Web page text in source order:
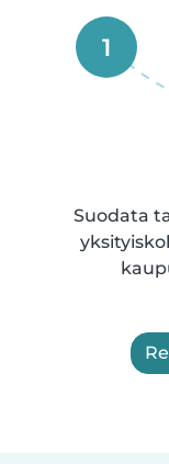
1
Suodata